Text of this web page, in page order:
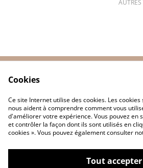
Politique de
confidentialité
Cookies
Ce site Internet utilise des cookies. Les
nous aident à comprendre comment vous
d'améliorer votre expérience. Vous pouvez en
et contrôler la façon dont ils sont utilisés en
cookies ». Vous pouvez également consulter
Tout accepter